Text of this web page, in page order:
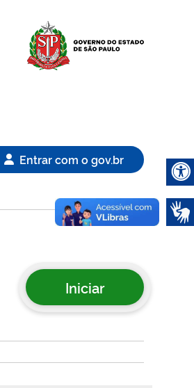
Entrar com o gov.br
Iniciar